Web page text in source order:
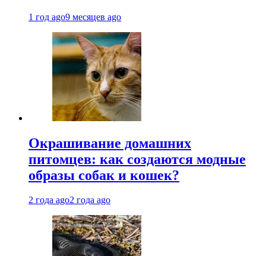
1 год ago9 месяцев ago
Окрашивание домашних
питомцев: как создаются модные
образы собак и кошек?
2 года ago2 года ago